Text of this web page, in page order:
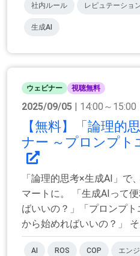
社内ルール レピュテーショ
生成AI
ウェビナー 視聴無料
2025/09/05 | 14:00～15:00
【無料】「論理的
ナー ～プロンプト
「論理的思考×生成AI」で
マートに。 「生成AIって
ばいいの？」「プロンプ
から始めればいいの？」
AI ROS COP エン